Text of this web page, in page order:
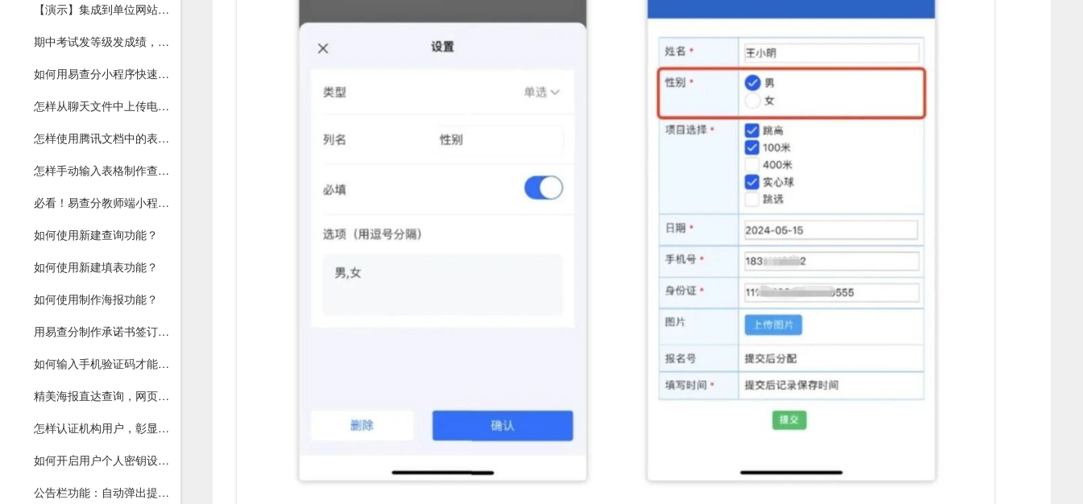
【演示】集成到单位网站查分
期中考试发等级发成绩，用易查分小程序！
如何用易查分小程序快速制作填表？
怎样从聊天文件中上传电子表格？
怎样使用腾讯文档中的表格制作查询？
怎样手动输入表格制作查询？
必看！易查分教师端小程序上线，上传文件速度提升2倍
如何使用新建查询功能？
如何使用新建填表功能？
如何使用制作海报功能？
用易查分制作承诺书签订，在线手写签名，一键导出打印
如何输入手机验证码才能查询？确保本人查询
精美海报直达查询，网页和小程序均可打开
怎样认证机构用户，彰显权威？
如何开启用户个人密钥设置功能？一文读懂
公告栏功能：自动弹出提醒，重要通知不再错过